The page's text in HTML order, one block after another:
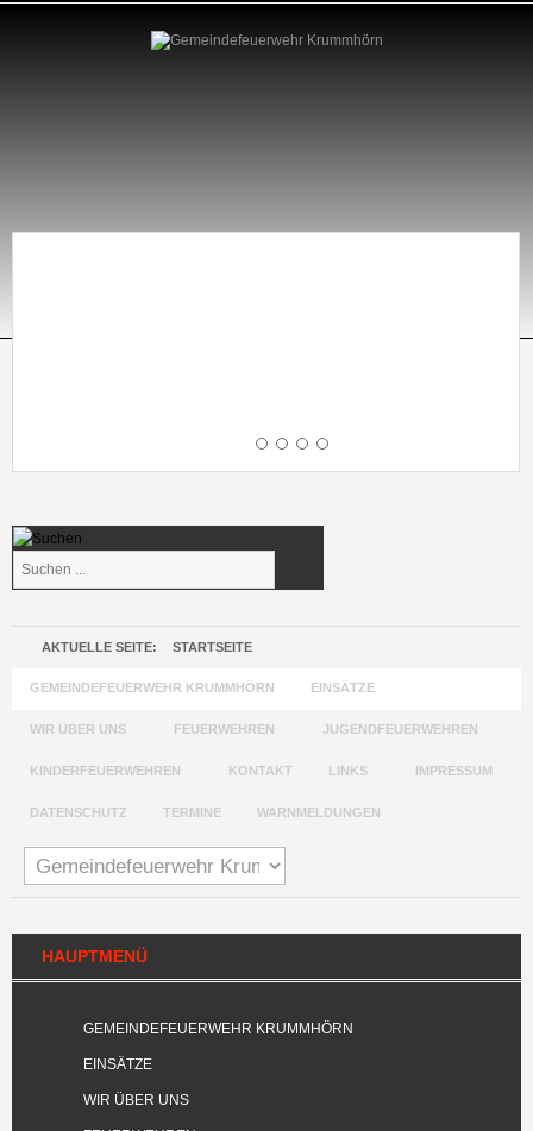
AKTUELLE SEITE: STARTSEITE
GEMEINDEFEUERWEHR KRUMMHÖRN EINSÄTZE
WIR ÜBER UNS FEUERWEHREN JUGENDFEUERWEHREN
KINDERFEUERWEHREN KONTAKT LINKS IMPRESSUM
DATENSCHUTZ TERMINE WARNMELDUNGEN
HAUPTMENÜ
GEMEINDEFEUERWEHR KRUMMHÖRN
EINSÄTZE
WIR ÜBER UNS